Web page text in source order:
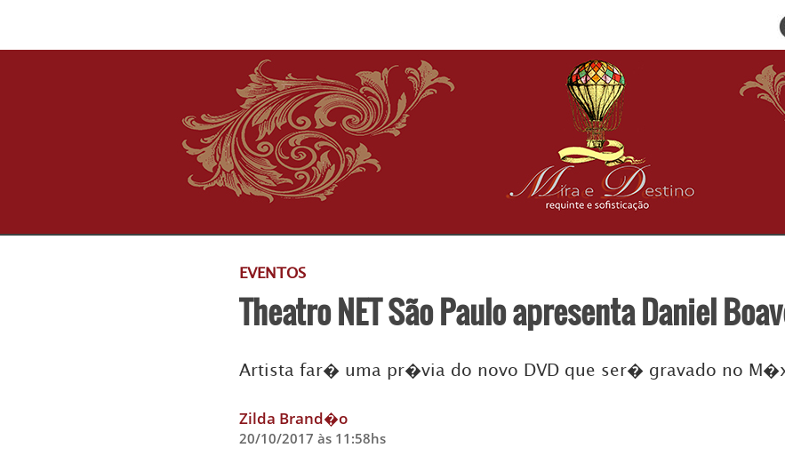
BELEZA
BUSINESS E NEGÓCIOS
CULTURA
DESTINOS
EVENTOS
GASTRONOMIA
PETS
TURISMO
EVENTOS
Theatro NET São Paulo apresenta Daniel
Artista far� uma pr�via do novo DVD que ser� gravado no
Zilda Brand�o
20/10/2017 às 11:58hs